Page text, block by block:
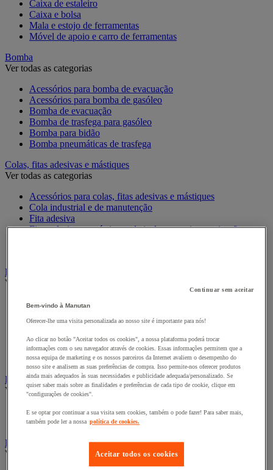
Caixa de estaleiro
Caixa e bolsa
Mala e estojo de ferramentas
Móvel de apoio e carro de ferramentas
Bomba
Ver todas as categorias
Acessórios para bomba de evacuação
Acessórios para bomba de gasóleo
Bomba de evacuação
Bomba de trasfega para gasóleo
Bomba para bidão
Bomba pneumáticas de trasfega
Colas, fitas adesivas e mástiques
Ver todas as categorias
Acessórios para colas, fitas adesivas e mástiques
Cola industrial e de manutenção
Fita adesiva
Fitas adesivas e mástiques de isolamento, insonorização e
Eletricidade
Ver todas as categorias
Acessórios para Quadro Elétrico
Cabo Elétrico
Equipamento de Quadro Elétrico
Extensão, tira e enrolador
Tomada e interruptor
Ferramentas Elétricas
Ver todas as categorias
Ferramentas elétricas portáteis com fios
Ferramentas elétricas portáteis sem fios
Ferramentas elétricas portáteis - Acessórios
Ver todas as categorias
Continuar sem aceitar
Bem-vindo à Manutan
Oferecer-lhe uma visita personalizada ao nosso site é importante para nós!
Ao clicar no botão "Aceitar todos os cookies", a nossa plataforma poderá trocar
informações com o seu navegador através de cookies. Essas informações permitem que a
nossa equipa de marketing e os nossos parceiros da Internet avaliem o desempenho do
nosso site e analisem as suas preferências de compra. Isso permite-nos oferecer produtos
ainda mais adequados às suas necessidades e publicidade adequada/personalizado. Se
quiser saber mais sobre as finalidades e preferências de cada tipo de cookie, clique em
"configurações de cookies".
E se optar por continuar a sua visita sem cookies, também o pode fazer! Para saber mais,
também pode ler a nossa política de cookies.
Aceitar todos os cookies